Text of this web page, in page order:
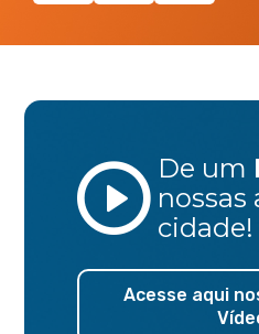
De um
nossas
cidade!
Acesse aqui